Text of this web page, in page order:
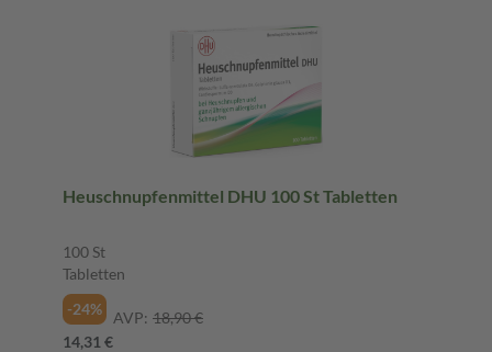
Heuschnupfenmittel DHU 100 St Tabletten
100 St
Tabletten
-24%
AVP: 18,90 €
14,31 €